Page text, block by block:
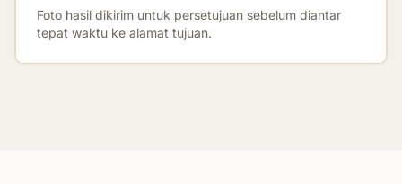
Foto hasil dikirim untuk persetujuan sebelum diantar
tepat waktu ke alamat tujuan.